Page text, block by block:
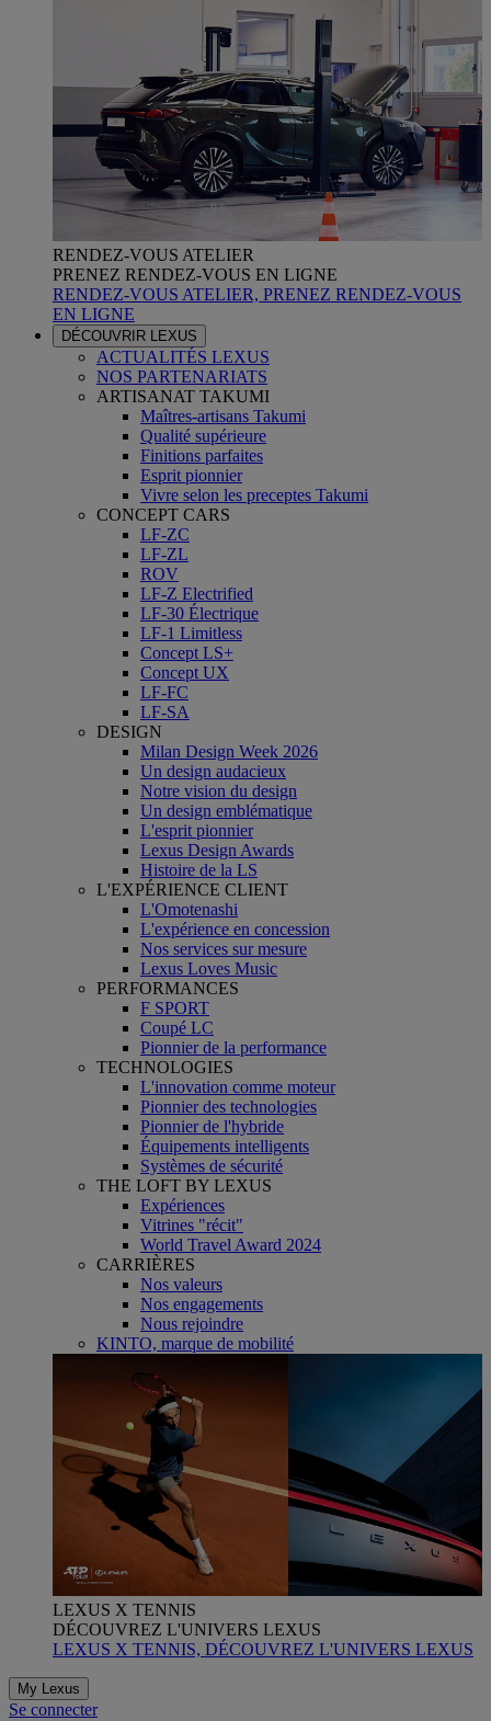
RENDEZ-VOUS ATELIER
PRENEZ RENDEZ-VOUS EN LIGNE
RENDEZ-VOUS ATELIER, PRENEZ RENDEZ-VOUS
EN LIGNE
DÉCOUVRIR LEXUS
ACTUALITÉS LEXUS
NOS PARTENARIATS
ARTISANAT TAKUMI
Maîtres-artisans Takumi
Qualité supérieure
Finitions parfaites
Esprit pionnier
Vivre selon les preceptes Takumi
CONCEPT CARS
LF-ZC
LF-ZL
ROV
LF-Z Electrified
LF-30 Électrique
LF-1 Limitless
Concept LS+
Concept UX
LF-FC
LF-SA
DESIGN
Milan Design Week 2026
Un design audacieux
Notre vision du design
Un design emblématique
L'esprit pionnier
Lexus Design Awards
Histoire de la LS
L'EXPÉRIENCE CLIENT
L'Omotenashi
L'expérience en concession
Nos services sur mesure
Lexus Loves Music
PERFORMANCES
F SPORT
Coupé LC
Pionnier de la performance
TECHNOLOGIES
L'innovation comme moteur
Pionnier des technologies
Pionnier de l'hybride
Équipements intelligents
Systèmes de sécurité
THE LOFT BY LEXUS
Expériences
Vitrines "récit"
World Travel Award 2024
CARRIÈRES
Nos valeurs
Nos engagements
Nous rejoindre
KINTO, marque de mobilité
LEXUS X TENNIS
DÉCOUVREZ L'UNIVERS LEXUS
LEXUS X TENNIS, DÉCOUVREZ L'UNIVERS LEXUS
My Lexus
Se connecter